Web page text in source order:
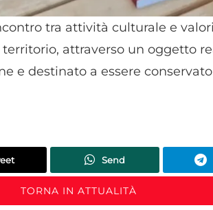
tra attività culturale e
attraverso un oggetto
e destinato a essere
Send
TORNA IN ATTUALITÀ